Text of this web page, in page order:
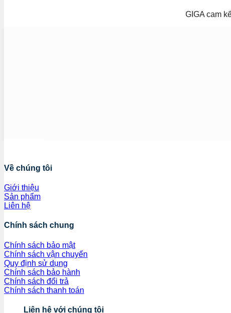
GIGA cam
Về chúng tôi
Giới thiệu
Sản phẩm
Liên hệ
Chính sách chung
Chính sách bảo mật
Chính sách vận chuyển
Quy định sử dụng
Chính sách bảo hành
Chính sách đổi trả
Chính sách thanh toán
Liên hệ với chúng tôi